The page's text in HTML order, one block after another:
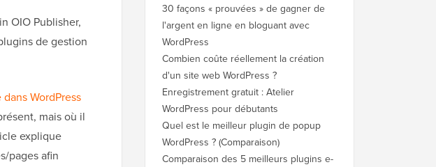
OIO Publisher,
de gestion
WordPress
mais où il
explique
pages afin
30 façons « prouvées » de gagner de
l'argent en ligne en bloguant avec
WordPress
Combien coûte réellement la création
d'un site web WordPress ?
Enregistrement gratuit : Atelier
WordPress pour débutants
Quel est le meilleur plugin de popup
WordPress ? (Comparaison)
Comparaison des 5 meilleurs plugins e-